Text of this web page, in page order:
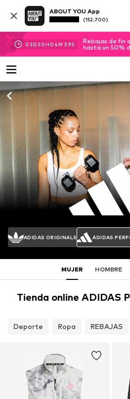
ABOUT YOU App
(152.700)
02D 20H 04M 36S
Rebajas de fin
hasta un 50%
ADIDAS ORIGINALS ADIDAS
MUJER HOMBRE
Tienda online ADIDAS
Deporte Ropa REBAJAS